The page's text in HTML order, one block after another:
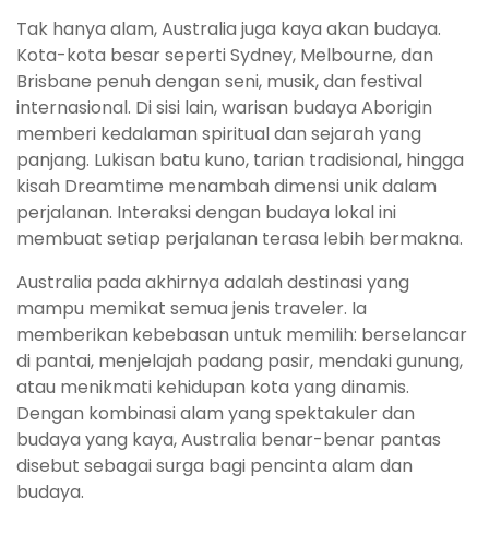
Tak hanya alam, Australia juga kaya akan budaya.
Kota-kota besar seperti Sydney, Melbourne, dan
Brisbane penuh dengan seni, musik, dan festival
internasional. Di sisi lain, warisan budaya Aborigin
memberi kedalaman spiritual dan sejarah yang
panjang. Lukisan batu kuno, tarian tradisional, hingga
kisah Dreamtime menambah dimensi unik dalam
perjalanan. Interaksi dengan budaya lokal ini
membuat setiap perjalanan terasa lebih bermakna.
Australia pada akhirnya adalah destinasi yang
mampu memikat semua jenis traveler. Ia
memberikan kebebasan untuk memilih: berselancar
di pantai, menjelajah padang pasir, mendaki gunung,
atau menikmati kehidupan kota yang dinamis.
Dengan kombinasi alam yang spektakuler dan
budaya yang kaya, Australia benar-benar pantas
disebut sebagai surga bagi pencinta alam dan
budaya.